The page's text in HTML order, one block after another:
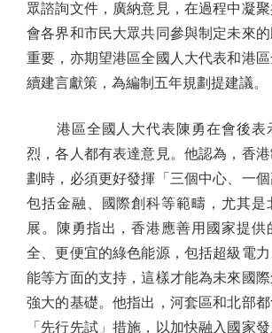
眾諮詢文件，廣納意見，在過程中凝
會各界和市民大眾共同參與制定未來
重要，亦期望港區全國人大代表和港
續建言獻策，為編制五年規劃提建議。
港區全國人大代表陳勇在會後表
烈，各人都有表達意見。他認為，香
劃時，必須更好發揮「三個中心、一個
包括金融、國際創科等範疇，尤其是
展。陳勇指出，香港應善用國家提供
全、更便宜的綠色能源，包括超級電
能等方面的支持，這樣才能為未來國
強大的基礎。他指出，河套區和北部
「先行先試」措施，以加快融入國家